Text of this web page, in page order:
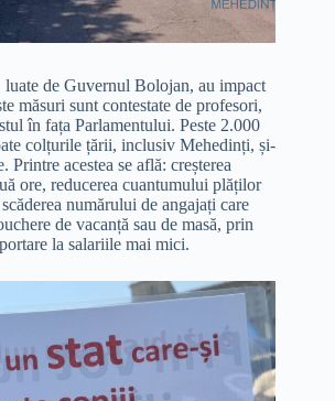
luate de Guvernul Bolojan, au impact
măsuri sunt contestate de profesori,
în fața Parlamentului. Peste 2.000
colțurile țării, inclusiv Mehedinți, și-
Printre acestea se află: creșterea
ore, reducerea cuantumului plăților
numărului de angajați care
de vacanță sau de masă, prin
la salariile mai mici.